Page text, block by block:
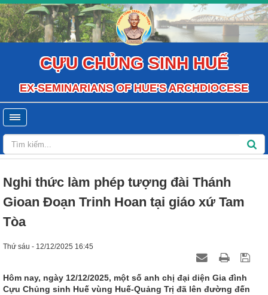
CỰU CHỦNG SINH HUẾ
EX-SEMINARIANS OF HUE'S ARCHDIOCESE
Nghi thức làm phép tượng đài Thánh
Gioan Đoạn Trinh Hoan tại giáo xứ Tam
Tòa
Thứ sáu - 12/12/2025 16:45
Hôm nay, ngày 12/12/2025, một số anh chị đại diện Gia đình
Cựu Chủng sinh Huế vùng Huế-Quảng Trị đã lên đường đến